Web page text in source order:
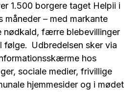
1.500 borgere taget Helpii i
måneder – med markante
nødkald, færre blebevillinger
Udbredelsen sker via
hos
sociale medier, frivillige
hjemmesider og i mødet